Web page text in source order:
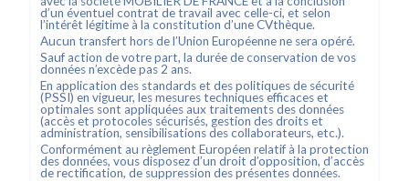
d’un éventuel contrat de travail avec celle-ci, et selon
l’intérêt légitime à la constitution d’une CVthèque.
Aucun transfert hors de l’Union Européenne ne sera opéré.
Sauf action de votre part, la durée de conservation de vos
données n’excède pas 2 ans.
En application des standards et des politiques de sécurité
(PSSI) en vigueur, les mesures techniques efficaces et
optimales sont appliquées aux traitements des données
(accès et protocoles sécurisés, gestion des droits et
administration, sensibilisations des collaborateurs, etc.).
Conformément au règlement Européen relatif à la protection
des données, vous disposez d’un droit d’opposition, d’accès
de rectification, de suppression des présentes données.